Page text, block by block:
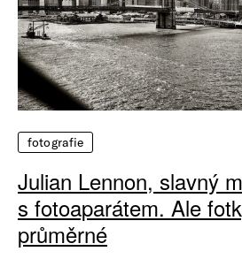
fotografie
Julian Lennon, slavný
s fotoaparátem. Ale
průměrné